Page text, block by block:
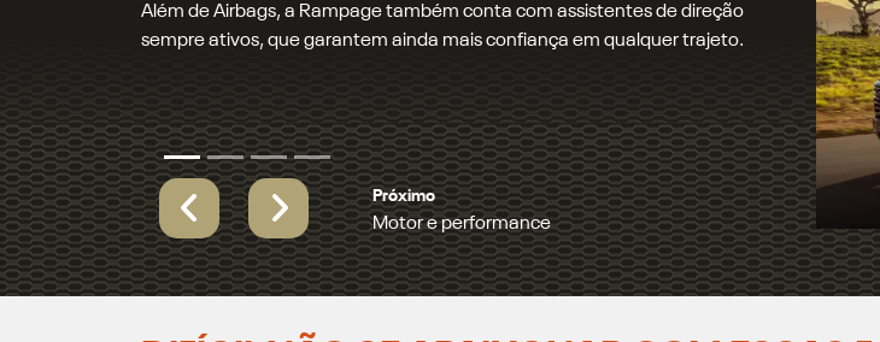
A Rampage vem equipada com o motor 2.2 L Turbodiesel, de 200 cv e 450
Nm, e agora também com a opção do motor 2.0 L Turbo Flex de 272 cv e 400